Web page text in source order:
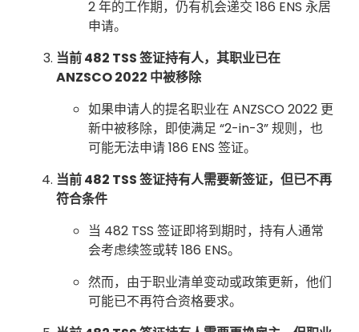
2 年的工作期，仍有机会递交 186 ENS 永居
申请。
当前 482 TSS 签证持有人，其职业已在
ANZSCO 2022 中被移除
如果申请人的提名职业在 ANZSCO 2022 更
新中被移除，即使满足 “2-in-3” 规则，也
可能无法申请 186 ENS 签证。
当前 482 TSS 签证持有人需要新签证，但已不再
符合条件
当 482 TSS 签证即将到期时，持有人通常
会考虑续签或转 186 ENS。
然而，由于职业清单变动或政策更新，他们
可能已不再符合资格要求。